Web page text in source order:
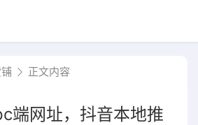
正文内容
端网址，抖音本地推